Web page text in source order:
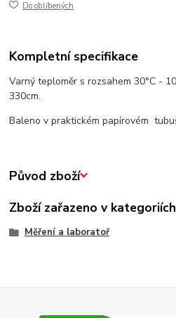
Do oblíbených
Kompletní specifikace
Varný teploměr s rozsahem 30°C -
330cm.
Baleno v praktickém papírovém
Původ zboží
Zboží zařazeno v kategoriích
Měření a laboratoř